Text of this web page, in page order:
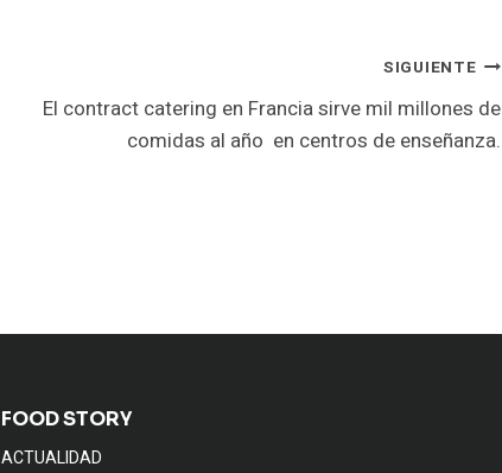
SIGUIENTE
El contract catering en Francia sirve mil millones de
comidas al año en centros de enseñanza.
FOOD STORY
ACTUALIDAD